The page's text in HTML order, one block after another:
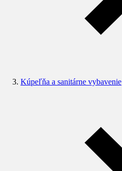
Kúpeľňa a sanitárne vybavenie